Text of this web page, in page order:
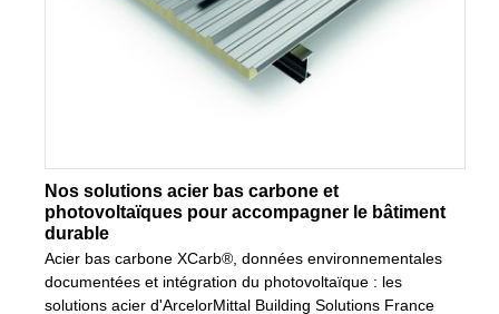
Nos solutions acier bas carbone et
photovoltaïques pour accompagner le bâtiment
durable
Acier bas carbone XCarb®, données environnementales
documentées et intégration du photovoltaïque : les
solutions acier d'ArcelorMittal Building Solutions France